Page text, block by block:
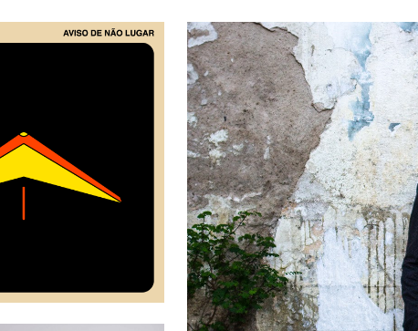
Skip to main content Skip to